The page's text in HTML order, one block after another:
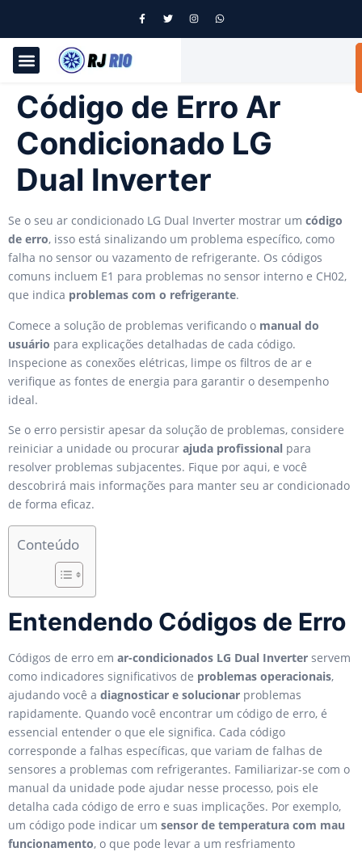
Código de Erro Ar
Condicionado LG
Dual Inverter
Se o seu ar condicionado LG Dual Inverter mostrar um código
de erro, isso está sinalizando um problema específico, como
falha no sensor ou vazamento de refrigerante. Os códigos
comuns incluem E1 para problemas no sensor interno e CH02,
que indica problemas com o refrigerante.
Comece a solução de problemas verificando o manual do
usuário para explicações detalhadas de cada código.
Inspecione as conexões elétricas, limpe os filtros de ar e
verifique as fontes de energia para garantir o desempenho
ideal.
Se o erro persistir apesar da solução de problemas, considere
reiniciar a unidade ou procurar ajuda profissional para
resolver problemas subjacentes. Fique por aqui, e você
descobrirá mais informações para manter seu ar condicionado
de forma eficaz.
Conteúdo
Entendendo Códigos de Erro
Códigos de erro em ar-condicionados LG Dual Inverter servem
como indicadores significativos de problemas operacionais,
ajudando você a diagnosticar e solucionar problemas
rapidamente. Quando você encontrar um código de erro, é
essencial entender o que ele significa. Cada código
corresponde a falhas específicas, que variam de falhas de
sensores a problemas com refrigerantes. Familiarizar-se com o
manual da unidade pode ajudar nesse processo, pois ele
detalha cada código de erro e suas implicações. Por exemplo,
um código pode indicar um sensor de temperatura com mau
funcionamento, o que pode levar a um resfriamento